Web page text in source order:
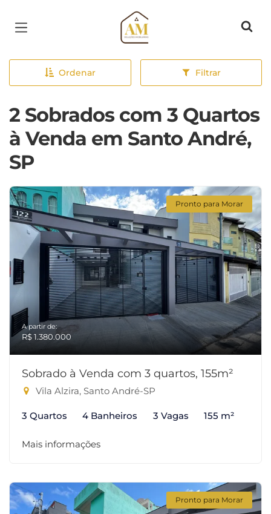
Página inicial
Ordenar Filtrar
2 Sobrados com 3 Quartos
à Venda em Santo André,
SP
Pronto para Morar
A partir de:
R$ 1.380.000
Sobrado à Venda com 3 quartos, 155m²
Vila Alzira, Santo André-SP
3 Quartos 4 Banheiros 3 Vagas 155 m²
Mais informações
Pronto para Morar